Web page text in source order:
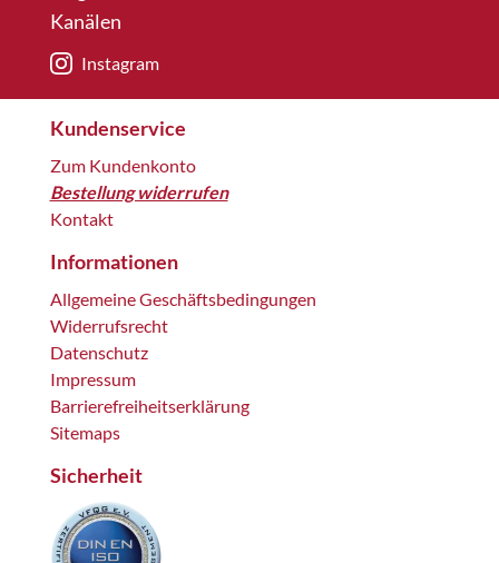
Kanälen
Instagram
Kundenservice
Zum Kundenkonto
Bestellung widerrufen
Kontakt
Informationen
Allgemeine Geschäftsbedingungen
Widerrufsrecht
Datenschutz
Impressum
Barrierefreiheitserklärung
Sitemaps
Sicherheit